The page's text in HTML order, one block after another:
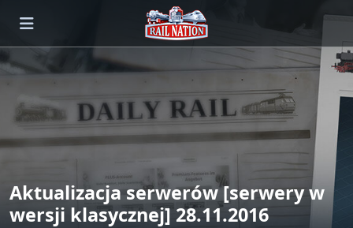
Aktualizacja serwerów [serwery w
wersji klasycznej] 28.11.2016